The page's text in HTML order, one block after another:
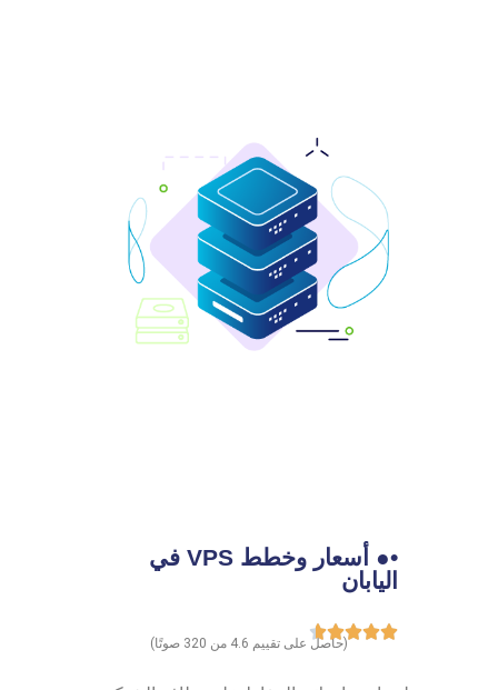
•● أسعار وخطط VPS في
اليابان
(حاصل على تقييم 4.6 من 320 صوتًا)